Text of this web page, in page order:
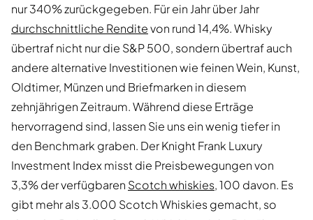
nur 340% zurückgegeben. Für ein Jahr über Jahr
durchschnittliche Renditevon rund 14,4%. Whisky
übertraf nicht nur die S&P 500, sondern übertraf auch
andere alternative Investitionen wie feinen Wein, Kunst,
Oldtimer, Münzen und Briefmarken in diesem
zehnjährigen Zeitraum. Während diese Erträge
hervorragend sind, lassen Sie uns ein wenig tiefer in
den Benchmark graben. Der Knight Frank Luxury
Investment Index misst die Preisbewegungen von
3,3% der verfügbaren Scotch whiskies, 100 davon. Es
gibt mehr als 3.000 Scotch Whiskies gemacht, so